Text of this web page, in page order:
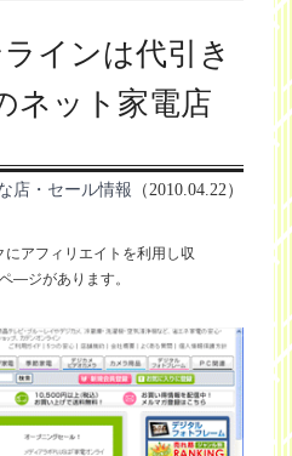
インは代引き
ネット家電店
店・セール情報 （2010.04.22）
にアフィリエイトを利用し収
―ジがあります。